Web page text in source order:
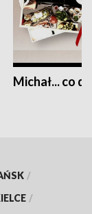
Michał... co
/
/